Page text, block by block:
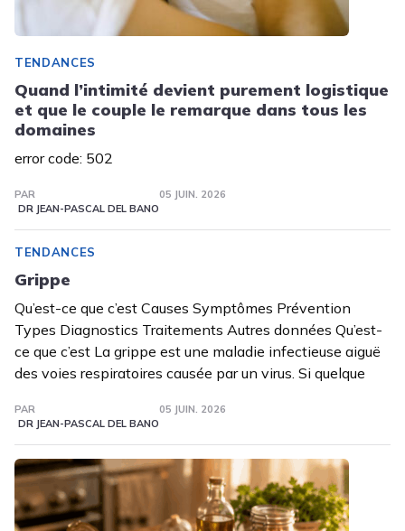
TENDANCES
Quand l’intimité devient purement logistique
et que le couple le remarque dans tous les
domaines
error code: 502
PAR
DR JEAN-PASCAL DEL BANO
05 JUIN. 2026
TENDANCES
Grippe
Qu’est-ce que c’est Causes Symptômes Prévention
Types Diagnostics Traitements Autres données Qu’est-
ce que c’est La grippe est une maladie infectieuse aiguë
des voies respiratoires causée par un virus. Si quelque
PAR
DR JEAN-PASCAL DEL BANO
05 JUIN. 2026